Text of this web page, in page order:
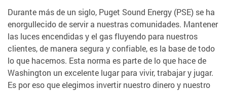
Durante más de un siglo, Puget Sound Energy (PSE) se ha
enorgullecido de servir a nuestras comunidades. Mantener
las luces encendidas y el gas fluyendo para nuestros
clientes, de manera segura y confiable, es la base de todo
lo que hacemos. Esta norma es parte de lo que hace de
Washington un excelente lugar para vivir, trabajar y jugar.
Es por eso que elegimos invertir nuestro dinero y nuestro